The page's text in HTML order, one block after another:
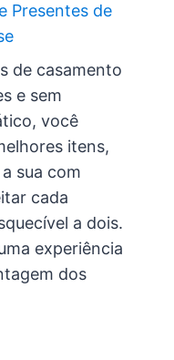
Presentes de
de casamento
e sem
você
itens,
sua com
cada
a dois.
experiência
dos